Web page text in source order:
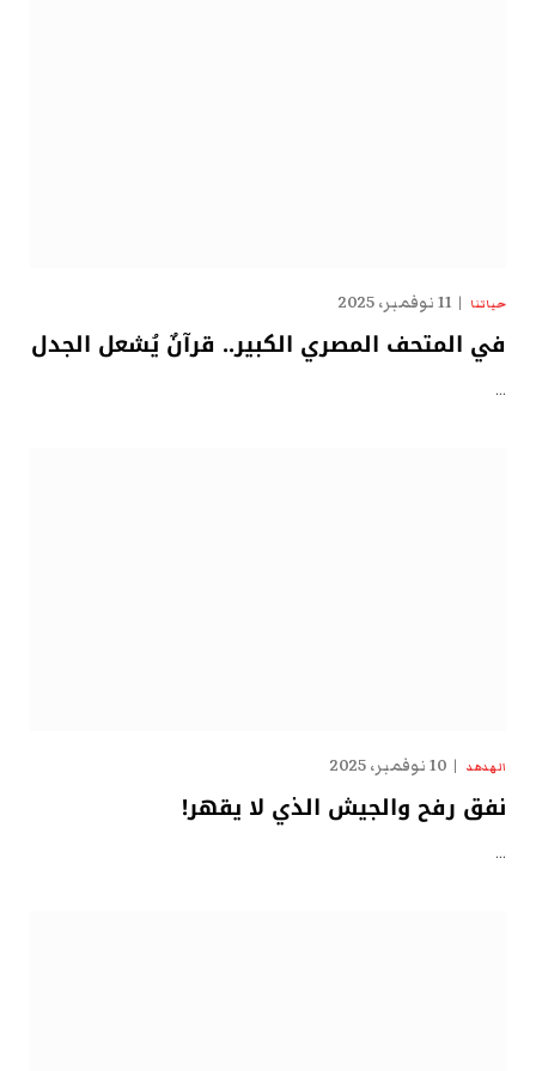
حياتنا 11 نوفمبر، 2025
في المتحف المصري الكبير.. قرآنٌ يُشعل الجدل
…
الهدهد 10 نوفمبر، 2025
نفق رفح والجيش الذي لا يقهر!
…